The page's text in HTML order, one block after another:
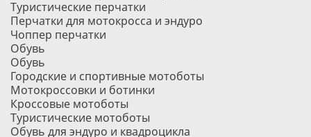
Туристические перчатки
Перчатки для мотокросса и эндуро
Чоппер перчатки
Обувь
Обувь
Городские и спортивные мотоботы
Мотокроссовки и ботинки
Кроссовые мотоботы
Туристические мотоботы
Обувь для эндуро и квадроцикла